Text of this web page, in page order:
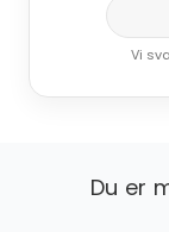
Vi
Du er